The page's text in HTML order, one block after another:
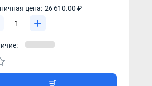
цена: 26 610.00 ₽